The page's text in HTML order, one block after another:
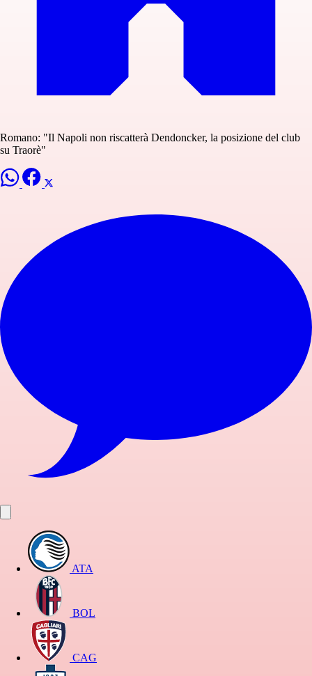
Romano: "Il Napoli non riscatterà Dendoncker, la posizione del club
su Traorè"
ATA
BOL
CAG